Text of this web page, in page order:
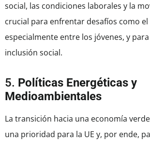
social, las condiciones laborales y la
crucial para enfrentar desafíos como el
especialmente entre los jóvenes, y
inclusión social.
5. Políticas Energéticas y
Medioambientales
La transición hacia una economía
una prioridad para la UE y, por ende,